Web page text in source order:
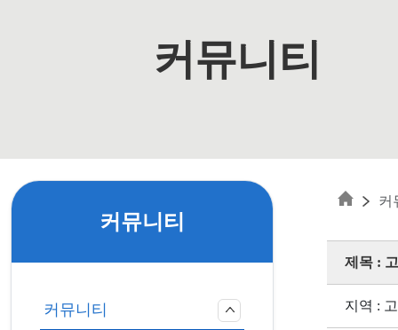
커뮤니티
커뮤니티
커뮤니티
커
제목 :
지역 :